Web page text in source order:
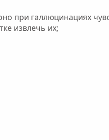
при галлюцинациях
извлечь их;